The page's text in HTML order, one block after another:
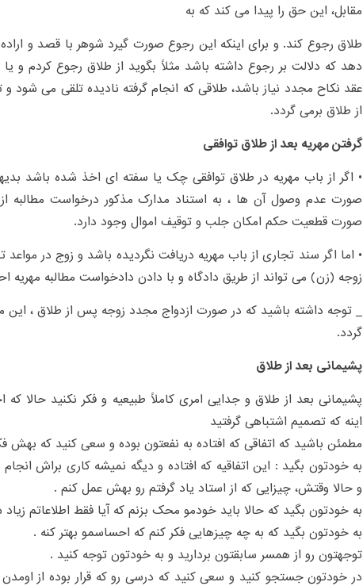
مقابل، این حق را پیدا می کند که به
طلاق رجوع کند. و برای اینکه این رجوع صورت گیرد شوهر با قصد و
دهد که دلالت بر رجوع داشته باشد مثلاً بگوید از طلاق رجوع کردم و
عقد نکاح مجدد نیاز باشد، طلاقی که انجام گرفته نادیده تلقی می شود
از طلاق برمی گردد.
گرفتن مهریه بعد از طلاق توافقی
• اگر از باب مهریه در طلاق توافقی چک یا سفته ای اخذ شده باشد
صورت عدم وصول آن ها ، به استناد مدارک مذکور درخواست مطالبه
صورت قطعیت حکم امکان جلب و توقیف اموال وجود دارد.
• اما اگر سند تجاری از باب مهریه دریافت نگردیده باشد و زوج در مواعد
زوجه (زن) می تواند از طریق دادگاه و با دادن دادخواست مطالبه مهریه
_ توجه داشته باشید که در صورت ازدواج مجدد زوجه پس از طلاق ، این
گردد.
پشیمانی بعد از طلاق
پشیمانی بعد از طلاق و جدایی امری کاملاً طبیعیه و فکر نکنید حالا
اینه که تصمیم اشتباهی گرفتید
مطمئن باشید که اتفاقی که افتاده به نفعتون بوده و سعی کنید که بهش
به خودتون بگید : این اتفاقیه که افتاده و دیگه نمیشه کاری براش
و حالا وقتش، چیزایی که از استاد یاد گرفتم رو بهش عمل کنم .
به خودتون بگید که حالا باید خودمو محک بزنم که آیا فقط اطلاعاتم
به خودتون بگید که به چه چیزهایی فکر کنم که احساسمو بهتر کنه .
توجهتون رو از همسر سابقتون بردارید و به خودتون توجه کنید .
در خودتون جستجو کنید و سعی کنید که درسی رو که قرار بوده از اومدن